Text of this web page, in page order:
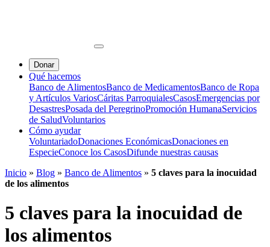
Donar
Qué hacemos
Banco de AlimentosBanco de MedicamentosBanco de Ropa
y Artículos VariosCáritas ParroquialesCasosEmergencias por
DesastresPosada del PeregrinoPromoción HumanaServicios
de SaludVoluntarios
Cómo ayudar
VoluntariadoDonaciones EconómicasDonaciones en
EspecieConoce los CasosDifunde nuestras causas
Inicio » Blog » Banco de Alimentos » 5 claves para la inocuidad
de los alimentos
5 claves para la inocuidad de
los alimentos